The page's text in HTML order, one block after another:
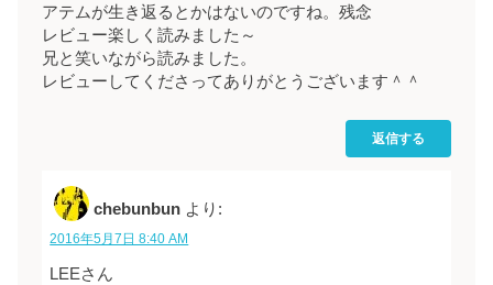
アテムが生き返るとかはないのですね。残念
レビュー楽しく読みました～
兄と笑いながら読みました。
レビューしてくださってありがとうございます＾＾
返信する
chebunbun より:
2016年5月7日 8:40 AM
LEEさん